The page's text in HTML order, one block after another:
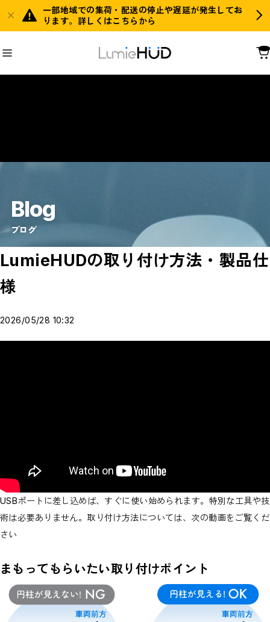
一部地域での集荷・配送の停止や遅延が発生してお
ります。詳しくはこちらから
Blog
ブログ
LumieHUDの取り付け方法・製品仕
様
2026/05/28 10:32
USBポートに差し込めば、すぐに使い始められます。特別な工具や技
術は必要ありません。取り付け方法については、次の動画をご覧くだ
さい
まもってもらいたい取り付けポイント